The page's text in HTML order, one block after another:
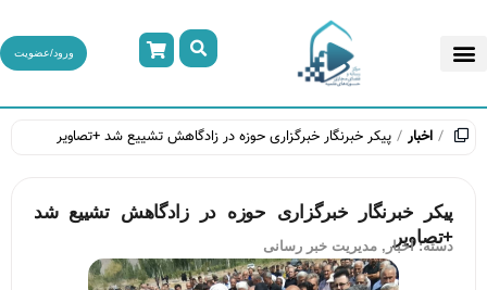
ورود/عضویت
اخبار پیکر خبرنگار خبرگزاری حوزه در زادگاهش تشییع شد +تصاویر
پیکر خبرنگار خبرگزاری حوزه در زادگاهش تشییع شد
+تصاویر
دسته:اخبار , مدیریت خبر رسانی